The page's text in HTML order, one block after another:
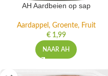
AH Aardbeien op sap
Aardappel, Groente, Fruit
€1,99
NAAR AH